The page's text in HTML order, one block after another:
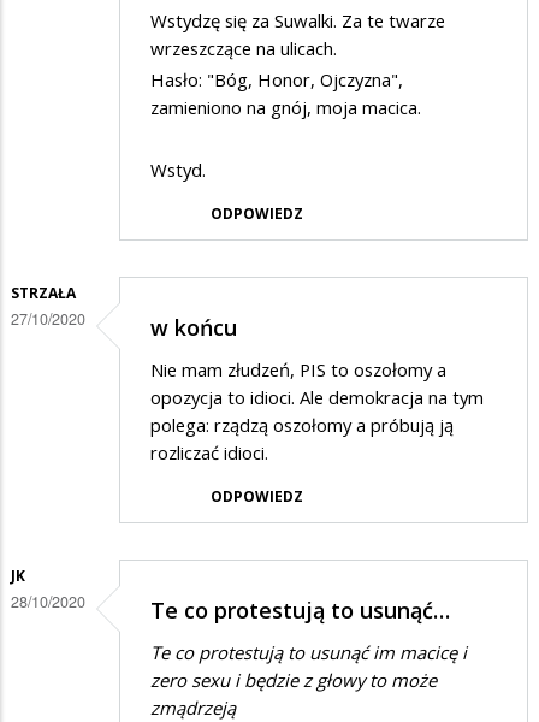
Wstydzę się za Suwalki. Za te twarze
wrzeszczące na ulicach.
Hasło: "Bóg, Honor, Ojczyzna",
zamieniono na gnój, moja macica.
Wstyd.
ODPOWIEDZ
STRZAŁA
27/10/2020 w końcu
Nie mam złudzeń, PIS to oszołomy a
opozycja to idioci. Ale demokracja na tym
polega: rządzą oszołomy a próbują ją
rozliczać idioci.
ODPOWIEDZ
JK
28/10/2020 Te co protestują to usunąć…
Te co protestują to usunąć im macicę i
zero sexu i będzie z głowy to może
zmądrzeją